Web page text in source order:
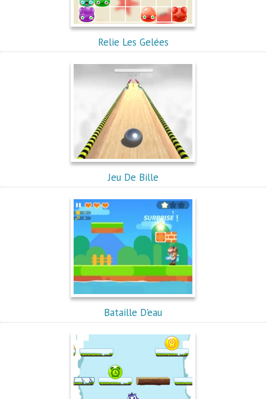
Relie Les Gelées
Jeu De Bille
Bataille D'eau